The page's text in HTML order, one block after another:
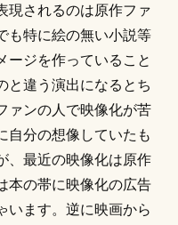
現されるのは原作ファ
も特に絵の無い小説等
ージを作っていること
と違う演出になるとち
ァンの人で映像化が苦
自分の想像していたも
、最近の映像化は原作
本の帯に映像化の広告
います。逆に映画から